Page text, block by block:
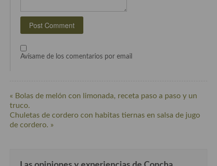
Avísame de los comentarios por email
« Bolas de melón con limonada, receta paso a paso y un
truco.
Chuletas de cordero con habitas tiernas en salsa de jugo
de cordero. »